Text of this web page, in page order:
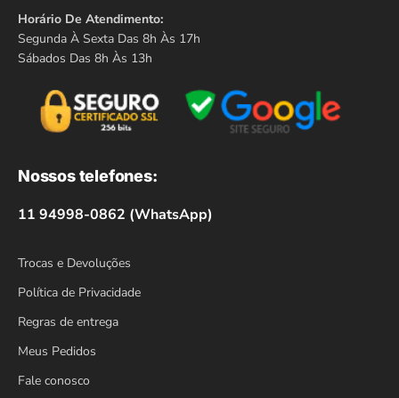
Horário De Atendimento:
Segunda À Sexta Das 8h Às 17h
Sábados Das 8h Às 13h
Nossos telefones:
11 94998-0862 (WhatsApp)
Trocas e Devoluções
Política de Privacidade
Regras de entrega
Meus Pedidos
Fale conosco